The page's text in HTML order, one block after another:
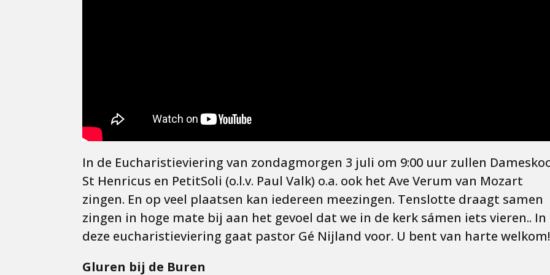
In de Eucharistieviering van zondagmorgen 3 juli om 9:00 uur zullen
St Henricus en PetitSoli (o.l.v. Paul Valk) o.a. ook het Ave Verum van Mozart
zingen. En op veel plaatsen kan iedereen meezingen. Tenslotte draagt samen
zingen in hoge mate bij aan het gevoel dat we in de kerk sámen iets vieren.. In
deze eucharistieviering gaat pastor Gé Nijland voor. U bent van harte welkom!
Gluren bij de Buren